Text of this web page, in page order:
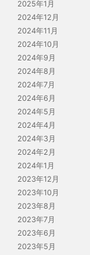
2025年1月
2024年12月
2024年11月
2024年10月
2024年9月
2024年8月
2024年7月
2024年6月
2024年5月
2024年4月
2024年3月
2024年2月
2024年1月
2023年12月
2023年10月
2023年8月
2023年7月
2023年6月
2023年5月